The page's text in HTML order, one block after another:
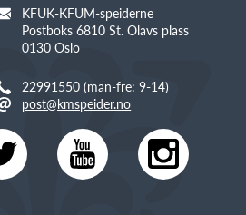
KFUK-KFUM-speiderne
Postboks 6810 St. Olavs plass
0130 Oslo
22991550 (man-fre: 9-14)
post@kmspeider.no